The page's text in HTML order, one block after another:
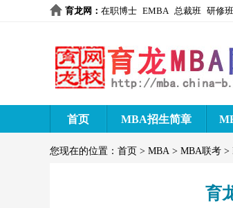
育龙网 ： 在职博士 EMBA 总裁班 研修班
首页 MBA招生简章
您现在的位置： 首页 > MBA > MBA联考 >
育